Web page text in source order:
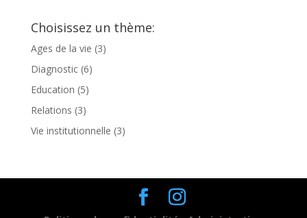
Choisissez un thème:
Ages de la vie (3)
Diagnostic(6)
Education (5)
Relations (3)
Vie institutionnelle (3)